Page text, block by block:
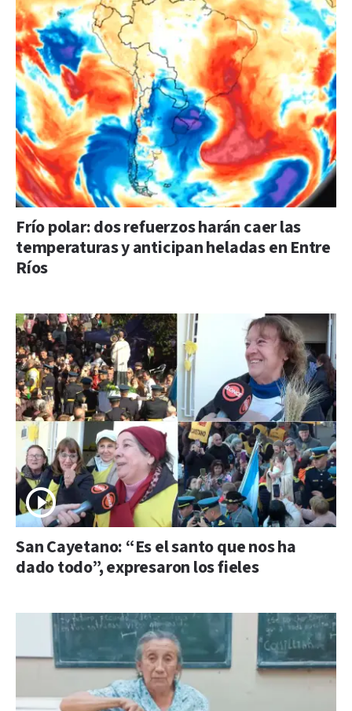
Frío polar: dos refuerzos harán caer las
temperaturas y anticipan heladas en Entre
Ríos
San Cayetano: “Es el santo que nos ha
dado todo”, expresaron los fieles